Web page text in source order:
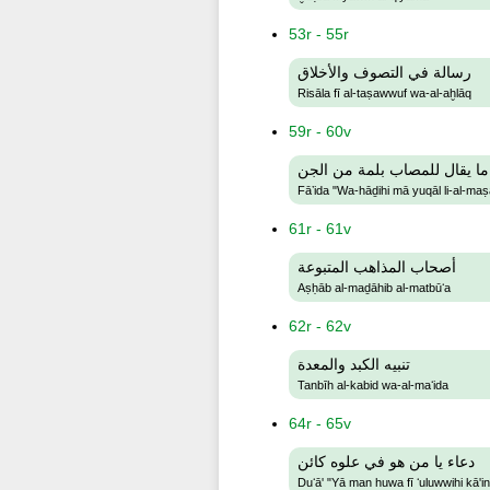
53r - 55r
رسالة في التصوف والأخلاق
Risāla fī al-taṣawwuf wa-al-aḫlāq
59r - 60v
ما يقال للمصاب بلمة من الجن
Fāʼida "Wa-hāḏihi mā yuqāl li-al-
61r - 61v
أصحاب المذاهب المتبوعة
Aṣḥāb al-maḏāhib al-matbūʻa
62r - 62v
تنبيه الكبد والمعدة
Tanbīh al-kabid wa-al-maʻida
64r - 65v
دعاء يا من هو في علوه كائن
Duʻā' "Yā man huwa fī ʻuluwwihi